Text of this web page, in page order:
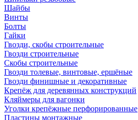
Шайбы
Винты
Болты
Гайки
Гвозди, скобы строительные
Гвозди строительные
Скобы строительные
Гвозди толевые, винтовые, ершёные
Гвозди финишные и декоративные
Крепёж для деревянных конструкций
Кляймеры для вагонки
Уголки крепёжные перфорированные
Пластины монтажные